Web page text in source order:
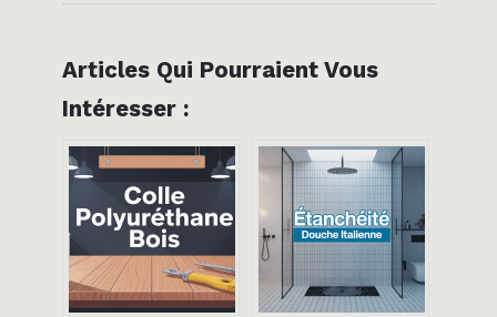
Articles Qui Pourraient Vous
Intéresser :